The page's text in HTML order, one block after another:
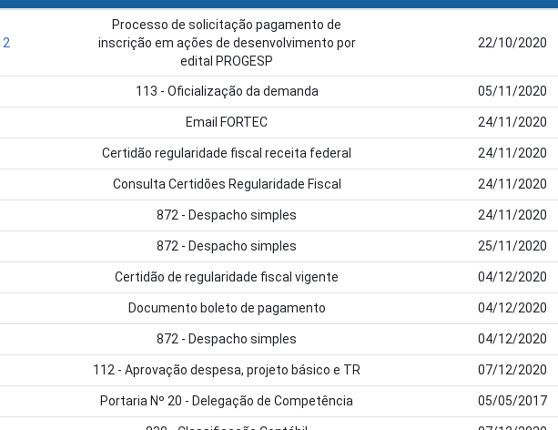
Processo de solicitação pagamento de
inscrição em ações de desenvolvimento por
edital PROGESP
22/10/2020
113 - Oficialização da demanda 05/11/2020
Email FORTEC 24/11/2020
Certidão regularidade fiscal receita federal 24/11/2020
Consulta Certidões Regularidade Fiscal 24/11/2020
872 - Despacho simples 24/11/2020
872 - Despacho simples 25/11/2020
Certidão de regularidade fiscal vigente 04/12/2020
Documento boleto de pagamento 04/12/2020
872 - Despacho simples 04/12/2020
112 - Aprovação despesa, projeto básico e TR 07/12/2020
Portaria Nº 20 - Delegação de Competência 05/05/2017